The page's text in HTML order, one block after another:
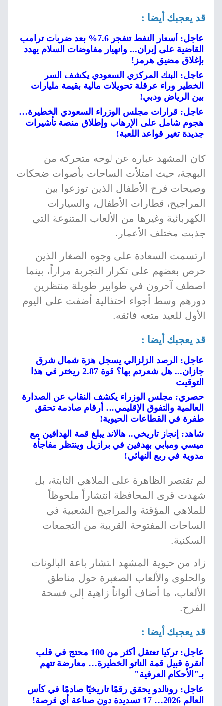
قد يعجبك أيضا :
عاجل: أسعار النفط تنفجر 7.6% بعد ضربات ترامب
القاضية على إيران... وانهيار مفاوضات السلام يهدد
بإغلاق مضيق هرمز!
عاجل: البنك المركزي السعودي يكشف السر
الخطير وراء عرقلة تحويلات مالية بقيمة مليارات
بين الرياض ودبي!
عاجل: قرارات مجلس الوزراء السعودي الخطيرة…
هجوم شامل على الإرهاب وإطلاق منصة تأشيرات
جديدة تغير قواعد اللعبة!
كان المشهد عبارة عن لوحة متحركة من
البهجة، حيث امتلأت الساحات بأصوات ضحكات
وصيحات فرح الأطفال الذين توزعوا بين
المراجيح، قطارات الأطفال، والسيارات
الكهربائية وغيرها من الألعاب المتنوعة التي
جذبت مختلف الأعمار.
ارتسمت السعادة على وجوه الصغار الذين
حرص بعضهم على تكرار التجربة مراراً، بينما
اصطف آخرون في طوابير طويلة منتظرين
دورهم وسط أجواء احتفالية أضفت على اليوم
الأول للعيد متعة فائقة.
قد يعجبك أيضا :
عاجل: الرصد الزلزالي يسجل هزة شمال شرق
جازان... هل شعرتم بها؟ قوة 2.87 ريختر في هذا
التوقيت
حصري: مجلس الوزراء يكشف النقاب عن الصدارة
العالمية والتفوق الإقليمي… أرقام صادمة تحقق
طفرة في القطاعات الحيوية!
شاهد: إنجاز تاريخي.. هالاند يبلغ قمة الهدافين مع
ميسي ومبابي بهدفين في برازيل وينتظر مفاجأة
مدوية في ربع النهائي!
لم تقتصر الظاهرة على الملاهي الثابتة، بل
شهدت قرى المحافظة انتشاراً ملحوظاً
للملاهي المؤقتة والمراجيح الشعبية في
الساحات المفتوحة القريبة من التجمعات
السكنية.
زاد من حيوية المشهد انتشار باعة البالونات
والحلوى والألعاب الصغيرة حول مناطق
الألعاب، ما أضاف ألواناً زاهية إلى فسحة
الفرح.
قد يعجبك أيضا :
عاجل: تركيا تعتقل أكثر من 100 محتج في قلب
أنقرة قبيل قمة الناتو الخطيرة… معارضة تتهم
بـ"الأحكام العرفية"
عاجل: رونالدو يحقق رقمًا تاريخيًا صادمًا في كأس
العالم 2026… 17 تسديدة دون صناعة أي فرصة!